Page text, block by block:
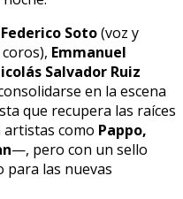
Federico Soto(voz y
Emmanuel
Salvador Ruiz
en la escena
que recupera las raíces
como Pappo,
—, pero con un sello
para las nuevas